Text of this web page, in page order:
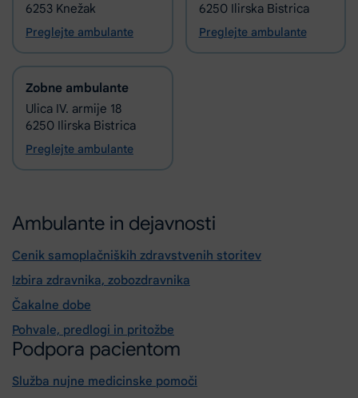
6253 Knežak
Preglejte ambulante
6250 Ilirska Bistrica
Preglejte ambulante
Zobne ambulante
Ulica IV. armije 18
6250 Ilirska Bistrica
Preglejte ambulante
Ambulante in dejavnosti
Cenik samoplačniških zdravstvenih storitev
Izbira zdravnika, zobozdravnika
Čakalne dobe
Pohvale, predlogi in pritožbe
Podpora pacientom
Služba nujne medicinske pomoči